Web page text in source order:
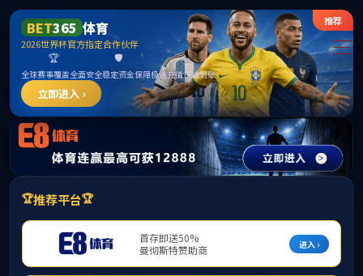
中国·yl23411(永利)集团官网-Officialwebsite
华山菁英副教授
兼职教授 教授 华山菁英教授